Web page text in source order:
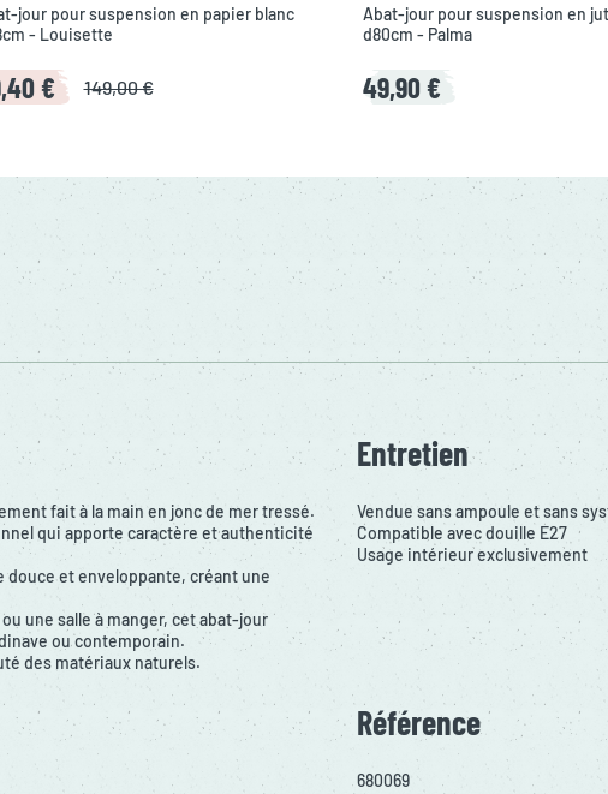
jour pour suspension en papier blanc
- Louisette
€ 149,00 €
Abat-jour pour suspension en
d80cm - Palma
49,90 €
fait à la main en jonc de mer tressé.
qui apporte caractère et authenticité
et enveloppante, créant une
une salle à manger, cet abat-jour
ou contemporain.
des matériaux naturels.
Entretien
Vendue sans ampoule et sans
Compatible avec douille E27
Usage intérieur exclusivement
Référence
680069